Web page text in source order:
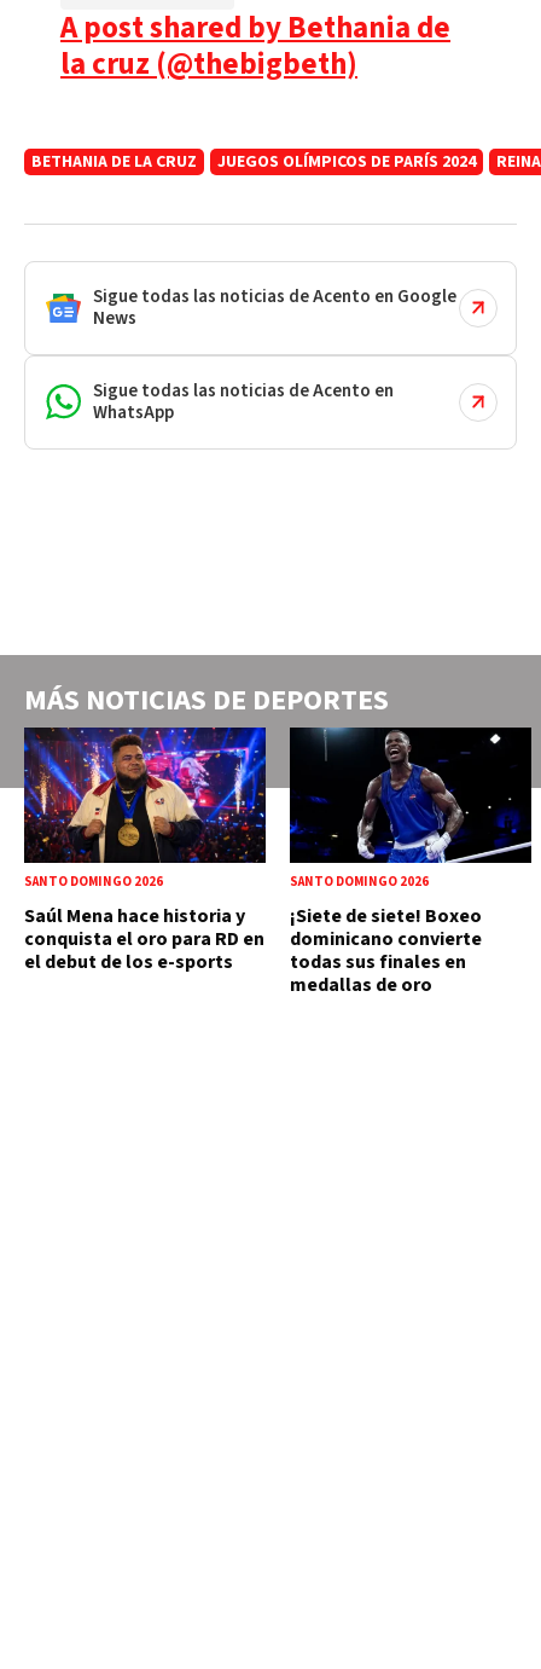
A post shared by Bethania de
la cruz (@thebigbeth)
BETHANIA DE LA CRUZ JUEGOS OLÍMPICOS DE PARÍS 2024
Sigue todas las noticias de Acento en Google
News
Sigue todas las noticias de Acento en
WhatsApp
MÁS NOTICIAS DE DEPORTES
SANTO DOMINGO 2026
Saúl Mena hace historia y
conquista el oro para RD en
el debut de los e-sports
SANTO DOMINGO 2026
¡Siete de siete! Boxeo
dominicano convierte
todas sus finales en
medallas de oro